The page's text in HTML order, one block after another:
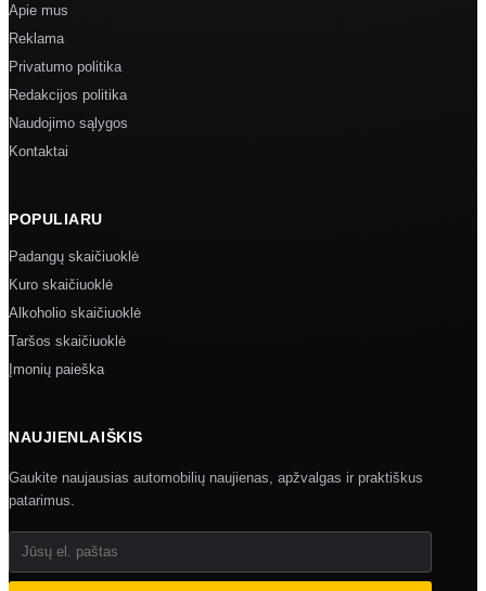
Apie mus
Reklama
Privatumo politika
Redakcijos politika
Naudojimo sąlygos
Kontaktai
POPULIARU
Padangų skaičiuoklė
Kuro skaičiuoklė
Alkoholio skaičiuoklė
Taršos skaičiuoklė
Įmonių paieška
NAUJIENLAIŠKIS
Gaukite naujausias automobilių naujienas, apžvalgas ir praktiškus
patarimus.
Jūsų el. paštas